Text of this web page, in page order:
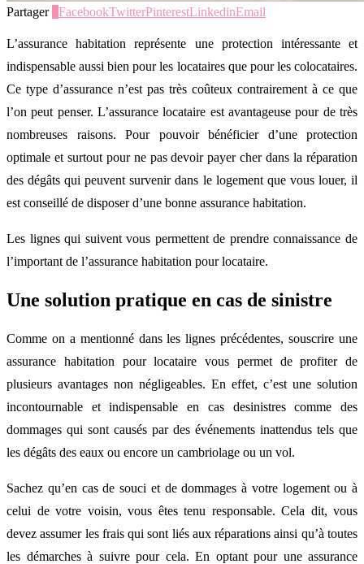
Partager FacebookTwitterPinterestLinkedinEmail
L’assurance habitation représente une protection intéressante et
indispensable aussi bien pour les locataires que pour les colocataires.
Ce type d’assurance n’est pas très coûteux contrairement à ce que
l’on peut penser. L’assurance locataire est avantageuse pour de très
nombreuses raisons. Pour pouvoir bénéficier d’une protection
optimale et surtout pour ne pas devoir payer cher dans la réparation
des dégâts qui peuvent survenir dans le logement que vous louer, il
est conseillé de disposer d’une bonne assurance habitation.
Les lignes qui suivent vous permettent de prendre connaissance de
l’important de l’assurance habitation pour locataire.
Une solution pratique en cas de sinistre
Comme on a mentionné dans les lignes précédentes, souscrire une
assurance habitation pour locataire vous permet de profiter de
plusieurs avantages non négligeables. En effet, c’est une solution
incontournable et indispensable en cas desinistres comme des
dommages qui sont causés par des événements inattendus tels que
les dégâts des eaux ou encore un cambriolage ou un vol.
Sachez qu’en cas de souci et de dommages à votre logement ou à
celui de votre voisin, vous êtes tenu responsable. Cela dit, vous
devez assumer les frais qui sont liés aux réparations ainsi qu’à toutes
les démarches à suivre pour cela. En optant pour une assurance